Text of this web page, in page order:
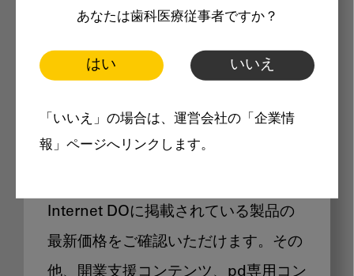
あなたは歯科医療従事者ですか？
はい いいえ
「いいえ」の場合は、運営会社の「企業情
報」ページへリンクします。
製品価格も閲覧可能
Internet DOに掲載されている製品の
最新価格をご確認いただけます。その
他、開業支援コンテンツ、pd専用コン